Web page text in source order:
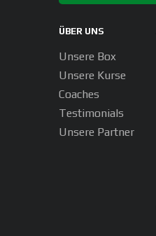
ÜBER UNS
Unsere Box
Unsere Kurse
Coaches
Testimonials
Unsere Partner